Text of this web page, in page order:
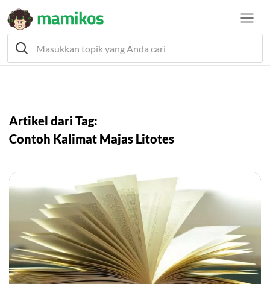
Artikel dari Tag:
Contoh Kalimat Majas Litotes